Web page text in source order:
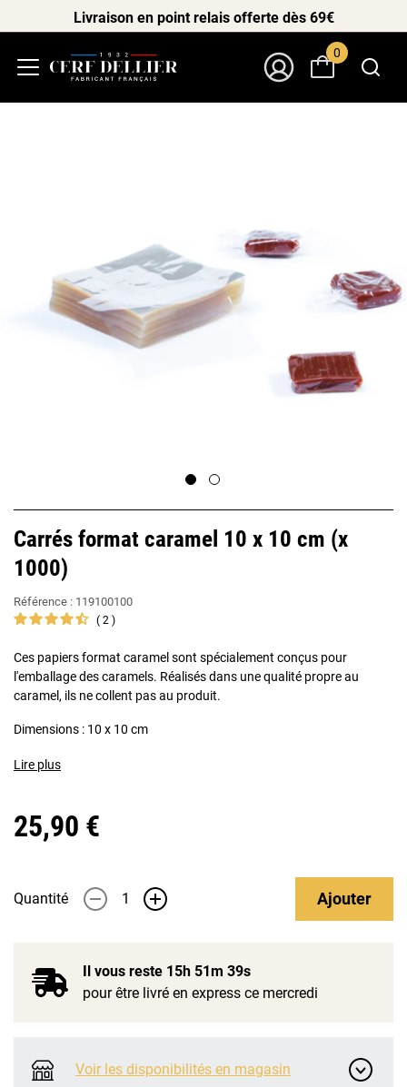
Livraison en point relais offerte dès 69€
0
Carrés format caramel 10 x 10 cm (x
1000)
Référence : 119100100
2
Ces papiers format caramel sont spécialement conçus pour
l'emballage des caramels. Réalisés dans une qualité propre au
caramel, ils ne collent pas au produit.
Dimensions : 10 x 10 cm
Lire plus
25,90 €
Quantité - + Ajouter
Il vous reste 15h 51m 39s
pour être livré en express ce mercredi
Voir les disponibilités en magasin